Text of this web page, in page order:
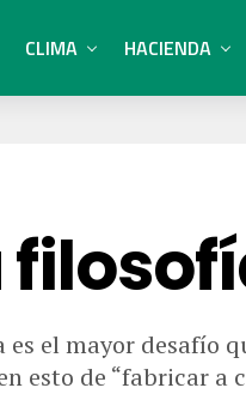
CLIMA HACIENDA
el mayor desafío
esto de “fabricar a